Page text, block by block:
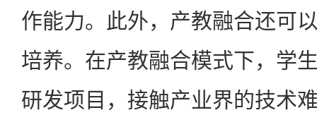
作能力。此外，产教融合还可
培养。在产教融合模式下，学
研发项目，接触产业界的技术